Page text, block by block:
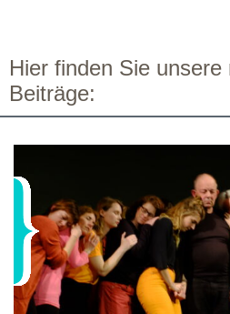
Hier finden Sie unsere
Beiträge: